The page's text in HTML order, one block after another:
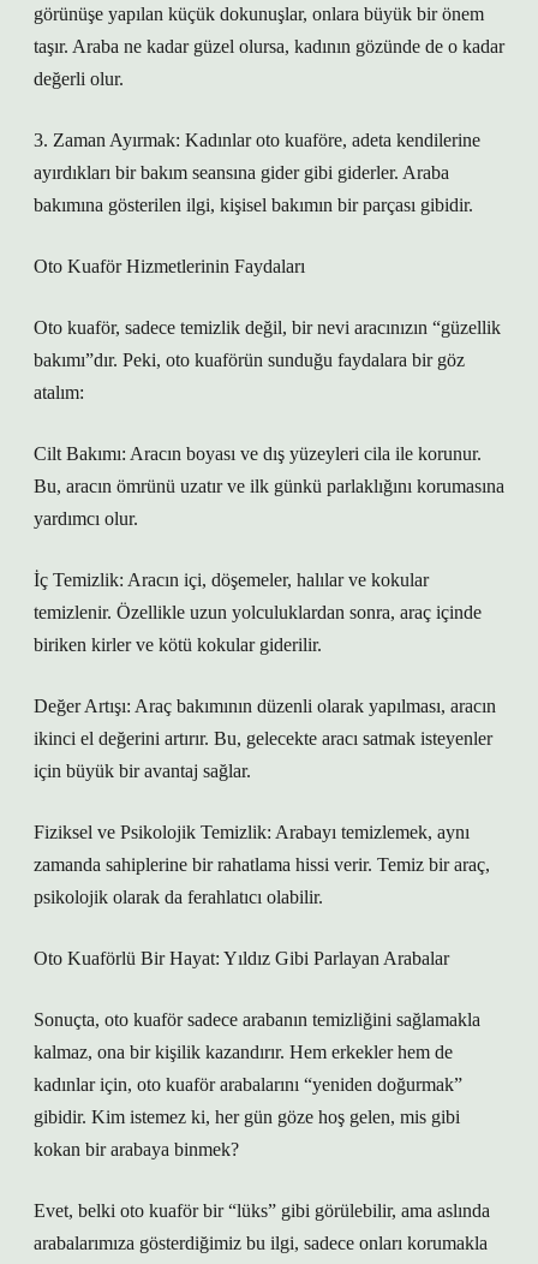
görünüşe yapılan küçük dokunuşlar, onlara büyük bir önem
taşır. Araba ne kadar güzel olursa, kadının gözünde de o kadar
değerli olur.
3. Zaman Ayırmak: Kadınlar oto kuaföre, adeta kendilerine
ayırdıkları bir bakım seansına gider gibi giderler. Araba
bakımına gösterilen ilgi, kişisel bakımın bir parçası gibidir.
Oto Kuaför Hizmetlerinin Faydaları
Oto kuaför, sadece temizlik değil, bir nevi aracınızın “güzellik
bakımı”dır. Peki, oto kuaförün sunduğu faydalara bir göz
atalım:
Cilt Bakımı: Aracın boyası ve dış yüzeyleri cila ile korunur.
Bu, aracın ömrünü uzatır ve ilk günkü parlaklığını korumasına
yardımcı olur.
İç Temizlik: Aracın içi, döşemeler, halılar ve kokular
temizlenir. Özellikle uzun yolculuklardan sonra, araç içinde
biriken kirler ve kötü kokular giderilir.
Değer Artışı: Araç bakımının düzenli olarak yapılması, aracın
ikinci el değerini artırır. Bu, gelecekte aracı satmak isteyenler
için büyük bir avantaj sağlar.
Fiziksel ve Psikolojik Temizlik: Arabayı temizlemek, aynı
zamanda sahiplerine bir rahatlama hissi verir. Temiz bir araç,
psikolojik olarak da ferahlatıcı olabilir.
Oto Kuaförlü Bir Hayat: Yıldız Gibi Parlayan Arabalar
Sonuçta, oto kuaför sadece arabanın temizliğini sağlamakla
kalmaz, ona bir kişilik kazandırır. Hem erkekler hem de
kadınlar için, oto kuaför arabalarını “yeniden doğurmak”
gibidir. Kim istemez ki, her gün göze hoş gelen, mis gibi
kokan bir arabaya binmek?
Evet, belki oto kuaför bir “lüks” gibi görülebilir, ama aslında
arabalarımıza gösterdiğimiz bu ilgi, sadece onları korumakla